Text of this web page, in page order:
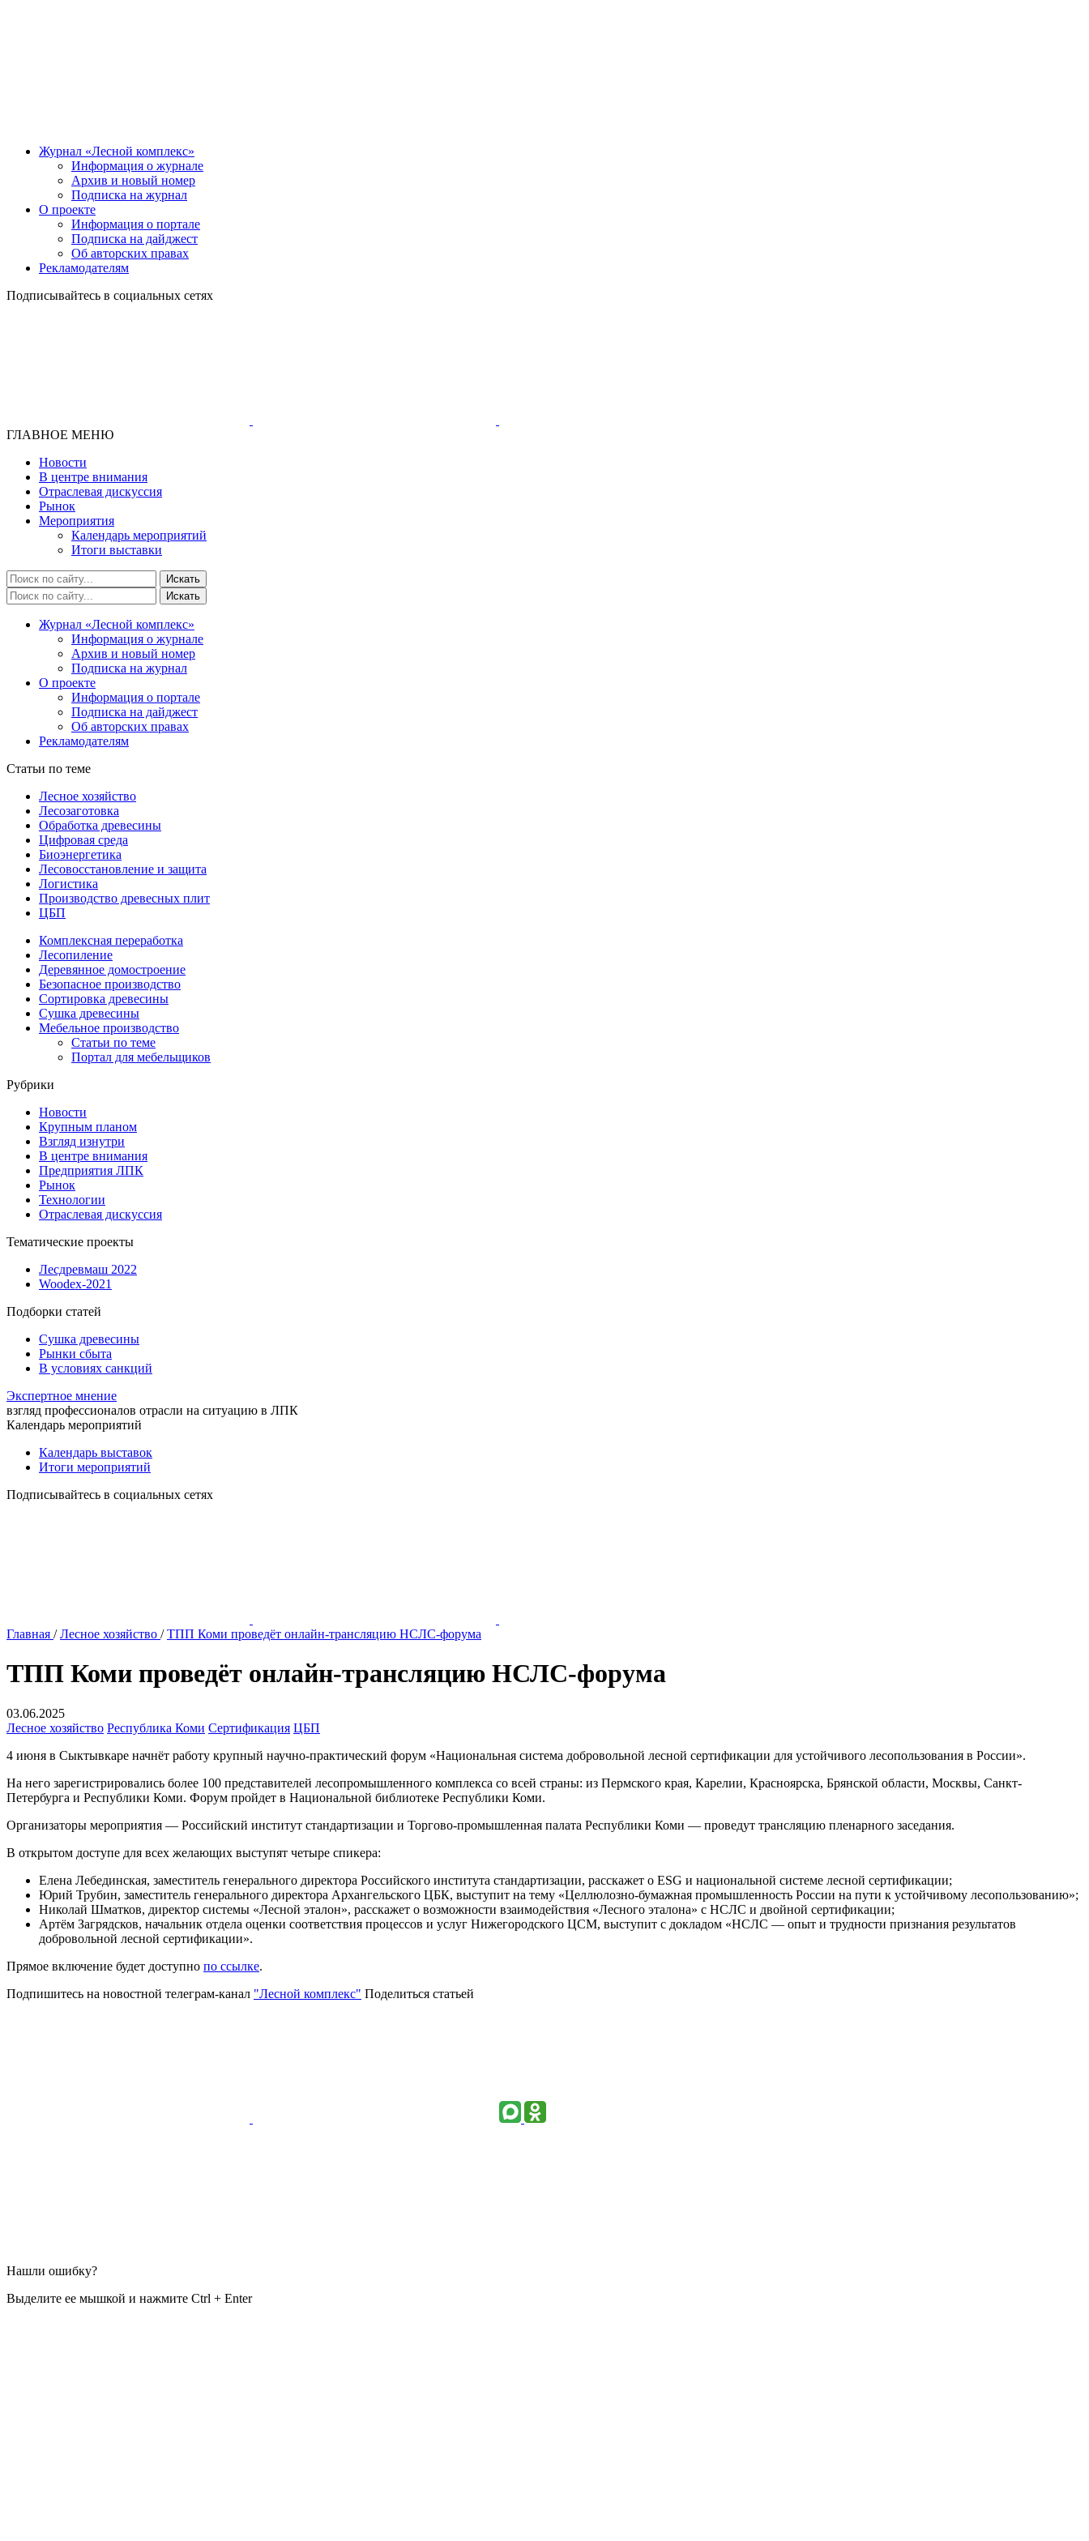
Журнал «Лесной комплекс»
Информация о журнале
Архив и новый номер
Подписка на журнал
О проекте
Информация о портале
Подписка на дайджест
Об авторских правах
Рекламодателям
Подписывайтесь в социальных сетях
ГЛАВНОЕ МЕНЮ
Новости
В центре внимания
Отраслевая дискуссия
Рынок
Мероприятия
Календарь мероприятий
Итоги выставки
Журнал «Лесной комплекс»
Информация о журнале
Архив и новый номер
Подписка на журнал
О проекте
Информация о портале
Подписка на дайджест
Об авторских правах
Рекламодателям
Статьи по теме
Лесное хозяйство
Лесозаготовка
Обработка древесины
Цифровая среда
Биоэнергетика
Лесовосстановление и защита
Логистика
Производство древесных плит
ЦБП
Комплексная переработка
Лесопиление
Деревянное домостроение
Безопасное производство
Сортировка древесины
Сушка древесины
Мебельное производство
Статьи по теме
Портал для мебельщиков
Рубрики
Новости
Крупным планом
Взгляд изнутри
В центре внимания
Предприятия ЛПК
Рынок
Технологии
Отраслевая дискуссия
Тематические проекты
Лесдревмаш 2022
Woodex-2021
Подборки статей
Сушка древесины
Рынки сбыта
В условиях санкций
Экспертное мнение
взгляд профессионалов отрасли на ситуацию в ЛПК
Календарь мероприятий
Календарь выставок
Итоги мероприятий
Подписывайтесь в социальных сетях
Главная / Лесное хозяйство / ТПП Коми проведёт онлайн-трансляцию НСЛС-форума
ТПП Коми проведёт онлайн-трансляцию НСЛС-форума
03.06.2025
Лесное хозяйство Республика Коми Сертификация ЦБП
4 июня в Сыктывкаре начнёт работу крупный научно-практический форум «Национальная система добровольной лесной сертификации для устойчивого лесопользования в России».
На него зарегистрировались более 100 представителей лесопромышленного комплекса со всей страны: из Пермского края, Карелии, Красноярска, Брянской области, Москвы, Санкт-
Петербурга и Республики Коми. Форум пройдет в Национальной библиотеке Республики Коми.
Организаторы мероприятия — Российский институт стандартизации и Торгово-промышленная палата Республики Коми — проведут трансляцию пленарного заседания.
В открытом доступе для всех желающих выступят четыре спикера:
Елена Лебединская, заместитель генерального директора Российского института стандартизации, расскажет о ESG и национальной системе лесной сертификации;
Юрий Трубин, заместитель генерального директора Архангельского ЦБК, выступит на тему «Целлюлозно-бумажная промышленность России на пути к устойчивому лесопользованию»;
Николай Шматков, директор системы «Лесной эталон», расскажет о возможности взаимодействия «Лесного эталона» с НСЛС и двойной сертификации;
Артём Загрядсков, начальник отдела оценки соответствия процессов и услуг Нижегородского ЦСМ, выступит с докладом «НСЛС — опыт и трудности признания результатов
добровольной лесной сертификации».
Прямое включение будет доступно по ссылке.
Подпишитесь на новостной телеграм-канал "Лесной комплекс" Поделиться статьей
Нашли ошибку?
Выделите ее мышкой и нажмите Ctrl + Enter